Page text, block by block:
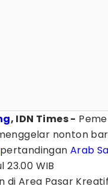
, IDN Times -
nonton
pertandinganArab
23.00 WIB
di Area Pasar